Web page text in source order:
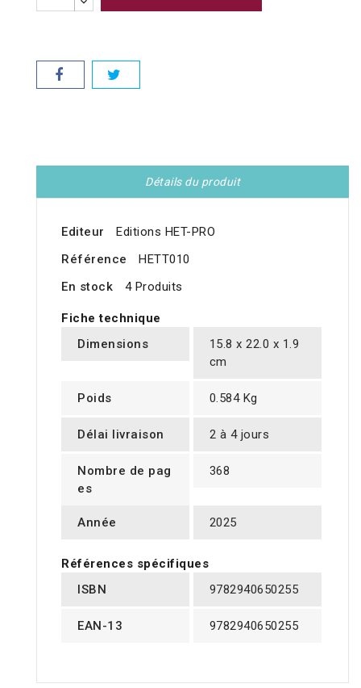
Détails du produit
Editeur
Editions HET-PRO
Référence
HETT010
En stock
4 Produits
Fiche technique
Dimensions
15.8 x 22.0 x 1.9
cm
Poids 0.584 Kg
Délai livraison 2 à 4 jours
Nombre de pag
es
368
Année 2025
Références spécifiques
ISBN
9782940650255
EAN-13 9782940650255